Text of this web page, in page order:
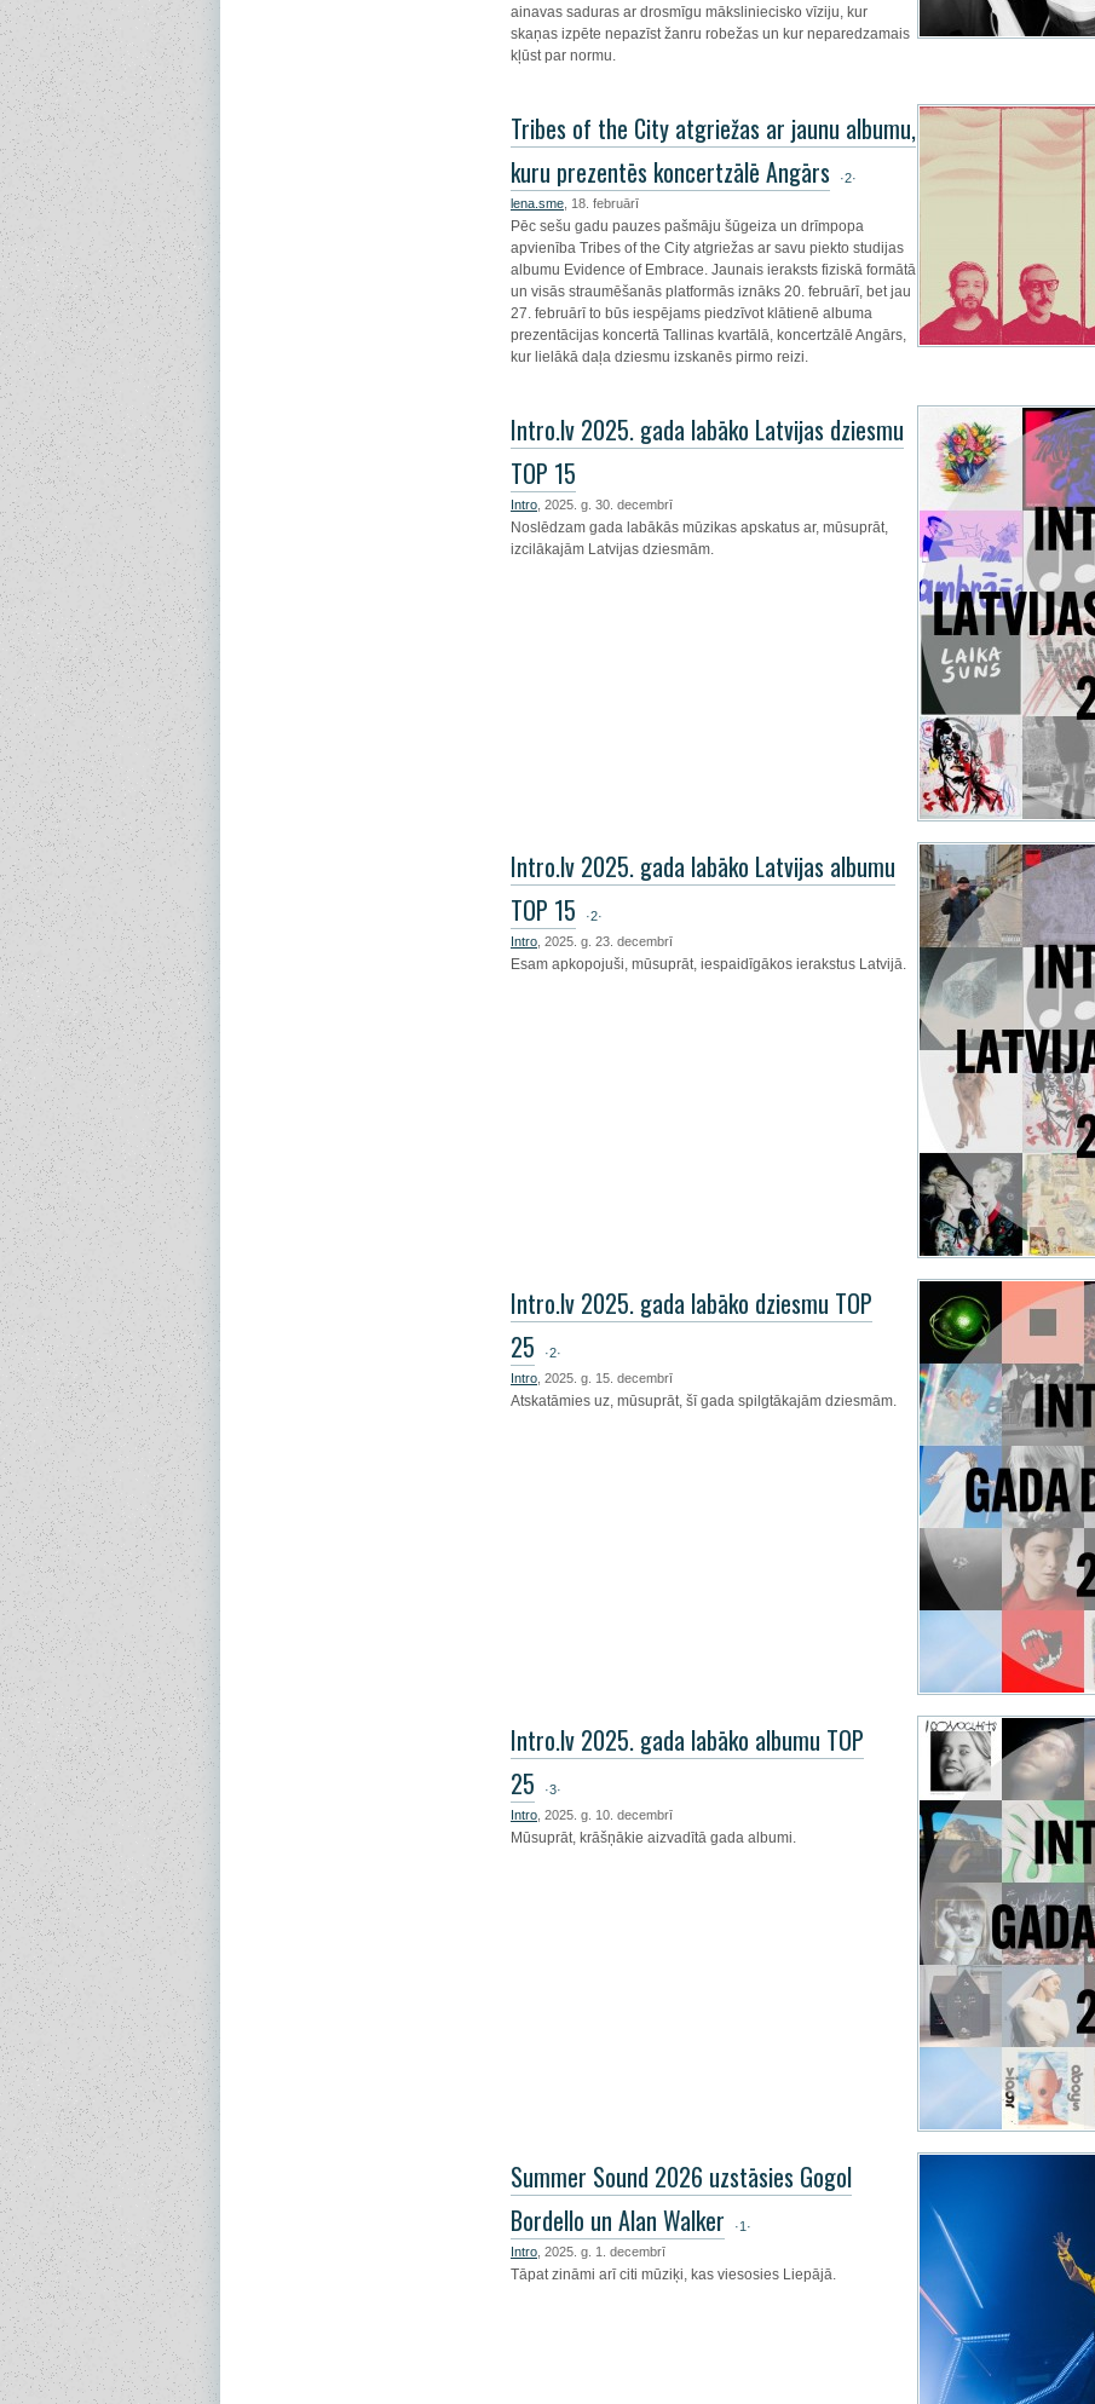
ainavas saduras ar drosmīgu māksliniecisko vīziju, kur
skaņas izpēte nepazīst žanru robežas un kur neparedzamais
kļūst par normu.
Tribes of the City atgriežas ar jaunu albumu,
kuru prezentēs koncertzālē Angārs
·2·
lena.sme , 18. februārī
Pēc sešu gadu pauzes pašmāju šūgeiza un drīmpopa
apvienība Tribes of the City atgriežas ar savu piekto studijas
albumu Evidence of Embrace. Jaunais ieraksts fiziskā formātā
un visās straumēšanās platformās iznāks 20. februārī, bet jau
27. februārī to būs iespējams piedzīvot klātienē albuma
prezentācijas koncertā Tallinas kvartālā, koncertzālē Angārs,
kur lielākā daļa dziesmu izskanēs pirmo reizi.
Intro.lv 2025. gada labāko Latvijas dziesmu
TOP 15
Intro , 2025. g. 30. decembrī
Noslēdzam gada labākās mūzikas apskatus ar, mūsuprāt,
izcilākajām Latvijas dziesmām.
Intro.lv 2025. gada labāko Latvijas albumu
TOP 15
·2·
Intro , 2025. g. 23. decembrī
Esam apkopojuši, mūsuprāt, iespaidīgākos ierakstus Latvijā.
Intro.lv 2025. gada labāko dziesmu TOP
25
·2·
Intro , 2025. g. 15. decembrī
Atskatāmies uz, mūsuprāt, šī gada spilgtākajām dziesmām.
Intro.lv 2025. gada labāko albumu TOP
25
·3·
Intro , 2025. g. 10. decembrī
Mūsuprāt, krāšņākie aizvadītā gada albumi.
Summer Sound 2026 uzstāsies Gogol
Bordello un Alan Walker
·1·
Intro , 2025. g. 1. decembrī
Tāpat zināmi arī citi mūziķi, kas viesosies Liepājā.